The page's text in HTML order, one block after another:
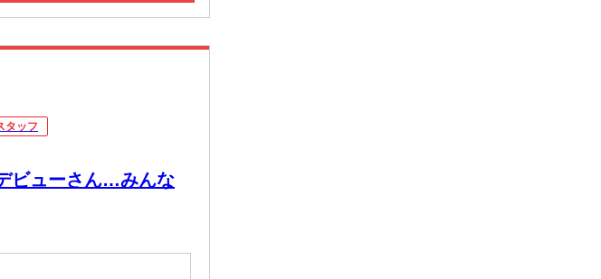
タッフ
ビューさん…みんな